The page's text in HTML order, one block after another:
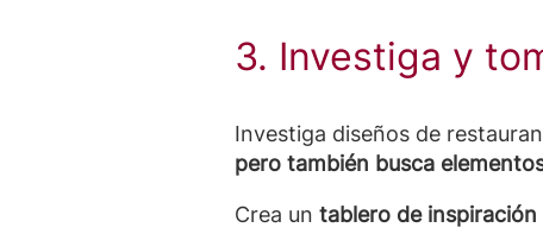
3. Investiga y
Investiga diseños de
pero también busca
Crea un tablero de